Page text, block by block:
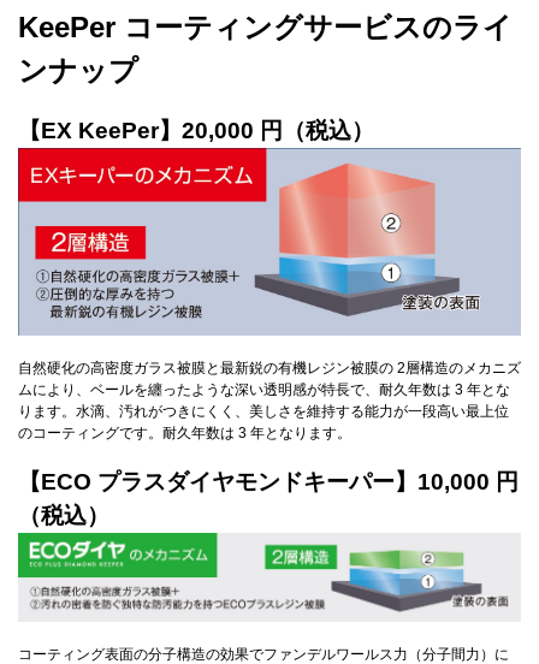
KeePer コーティングサービスのライ
ンナップ
【EX KeePer】20,000 円（税込）
自然硬化の高密度ガラス被膜と最新鋭の有機レジン被膜の 2層構造のメカニズ
ムにより、ベールを纏ったような深い透明感が特長で、耐久年数は 3 年とな
ります。水滴、汚れがつきにくく、美しさを維持する能力が一段高い最上位
のコーティングです。耐久年数は 3 年となります。
【ECO プラスダイヤモンドキーパー】10,000 円
（税込）
コーティング表面の分子構造の効果でファンデルワールス力（分子間力）に